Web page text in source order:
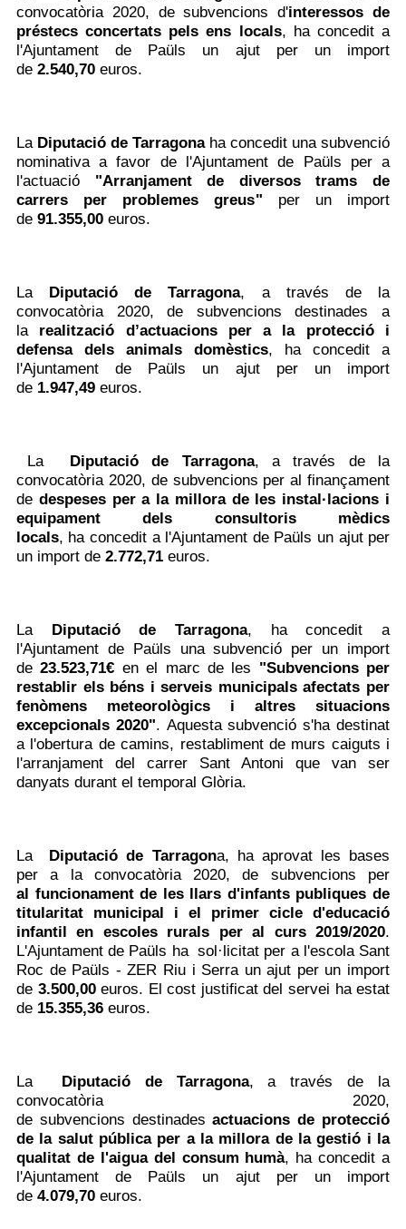
convocatòria 2020, de subvencionsd'interessos de
préstecs concertats pels ens locals, ha concedit a
l'Ajuntament de Paüls un ajut per un import
de 2.540,70euros.
La Diputació de Tarragona ha concedit una subvenció
nominativa a favor de l'Ajuntament de Paüls per a
l'actuació "Arranjament de diversos trams de
carrers per problemes greus" per un import
de 91.355,00euros.
La Diputació de Tarragona, a través de la
convocatòria 2020, de subvencions destinades a
la realització d’actuacions per a la protecció i
defensa dels animals domèstics, ha concedit a
l'Ajuntament de Paüls un ajut per un import
de 1.947,49euros.
La Diputació de Tarragona,a través de la
convocatòria 2020, de subvencions per alfinançament
de despeses per a la millora de les instal·lacions i
equipament dels consultoris mèdics
locals, ha concedit a l'Ajuntament de Paüls un ajut per
un import de 2.772,71euros.
La Diputació de Tarragona, ha concedit a
l'Ajuntament de Paüls una subvenció per un import
de23.523,71€ en el marc de les "Subvencions per
restablir els béns i serveis municipals afectats per
fenòmens meteorològics i altres situacions
excepcionals 2020". Aquesta subvenció s'ha destinat
a l'obertura de camins, restabliment de murs caiguts i
l'arranjament del carrer Sant Antoni que van ser
danyats durant el temporal Glòria.
La Diputació de Tarragona, ha aprovat les bases
per a la convocatòria 2020, de subvencions per
al funcionament de les llars d'infants publiques de
titularitat municipal i el primer cicle d'educació
infantil en escoles rurals per al curs 2019/2020.
L'Ajuntament de Paüls ha sol·licitat per a l'escola Sant
Roc de Paüls - ZER Riu i Serra un ajut per un import
de 3.500,00euros. El cost justificat del servei ha estat
de 15.355,36euros.
La Diputació de Tarragona, a través de la
convocatòria 2020,
de subvencions destinadesactuacions de protecció
de la salut pública per a la millora de la gestió i la
qualitat de l'aigua del consum humà, ha concedit a
l'Ajuntament de Paüls un ajut per un import
de 4.079,70euros.